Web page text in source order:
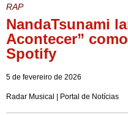
RAP
NandaTsunami
Acontecer”
Spotify
5 de fevereiro de 2026
Radar Musical | Portal de Notícias